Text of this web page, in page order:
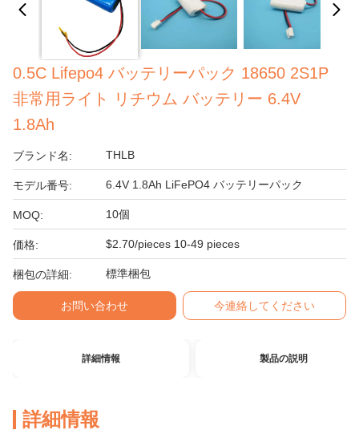
0.5C Lifepo4 バッテリーパック 18650 2S1P
非常用ライト リチウム バッテリー 6.4V
1.8Ah
ブランド名: THLB
モデル番号: 6.4V 1.8Ah LiFePO4 バッテリーパック
MOQ: 10個
価格: $2.70/pieces 10-49 pieces
梱包の詳細: 標準梱包
お問い合わせ 今連絡してください
詳細情報 製品の説明
詳細情報